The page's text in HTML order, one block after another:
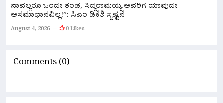
ನಾವೆಲ್ಲರೂ ಒಂದೇ ತಂಡ, ಸಿದ್ದರಾಮಯ್ಯ ಅವರಿಗೆ ಯಾವುದೇ
ಅಸಮಾಧಾನವಿಲ್ಲ!”: ಸಿಎಂ ಡಿಕೆಶಿ ಸ್ಪಷ್ಟನೆ
August 4, 2026 0 Likes
Comments (0)